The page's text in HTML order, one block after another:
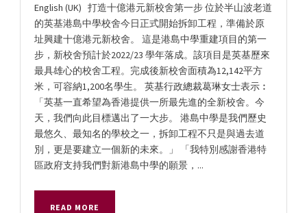
English (UK) 打造十億港元新校舍第一步 位於半山波老道
的英基港島中學校舍今日正式開始拆卸工程，準備於原
址興建十億港元新校舍。 這是港島中學重建項目的第一
步，新校舍預計於2022/23 學年落成。該項目是英基歷來
最具雄心的校舍工程。完成後新校舍面積為12,142平方
米，可容納1,200名學生。 英基行政總裁葛琳女士表示︰
「英基一直希望為香港提供一所最先進的全新校舍。今
天，我們向此目標邁出了一大步。 港島中學是我們歷史
最悠久、最知名的學校之一，拆卸工程不只是與過去道
別，更是要建立一個新的未來。」 「我特別感謝香港特
區政府支持我們對新港島中學的願景，...
READ MORE